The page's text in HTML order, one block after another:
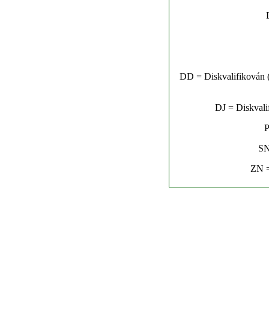
DD = Diskvalifikován
DJ =
ZN